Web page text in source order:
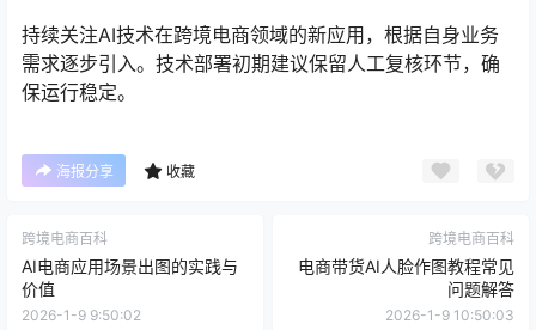
持续关注AI技术在跨境电商领域的新应用，根据自身业务
需求逐步引入。技术部署初期建议保留人工复核环节，确
保运行稳定。
海报分享 收藏
跨境电商百科
AI电商应用场景出图的实践与
价值
2026-1-9 9:50:02
跨境电商百科
电商带货AI人脸作图教程常见
问题解答
2026-1-9 10:50:03